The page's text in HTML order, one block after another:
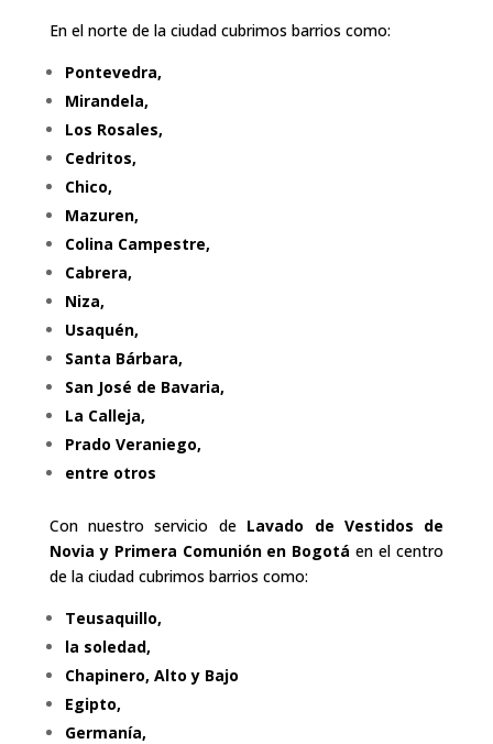
En el norte de la ciudad cubrimos barrios como:
Pontevedra,
Mirandela,
Los Rosales,
Cedritos,
Chico,
Mazuren,
Colina Campestre,
Cabrera,
Niza,
Usaquén,
Santa Bárbara,
San José de Bavaria,
La Calleja,
Prado Veraniego,
entre otros
Con nuestro servicio de Lavado de Vestidos de
Novia y Primera Comunión en Bogotá en el centro
de la ciudad cubrimos barrios como:
Teusaquillo,
la soledad,
Chapinero, Alto y Bajo
Egipto,
Germanía,